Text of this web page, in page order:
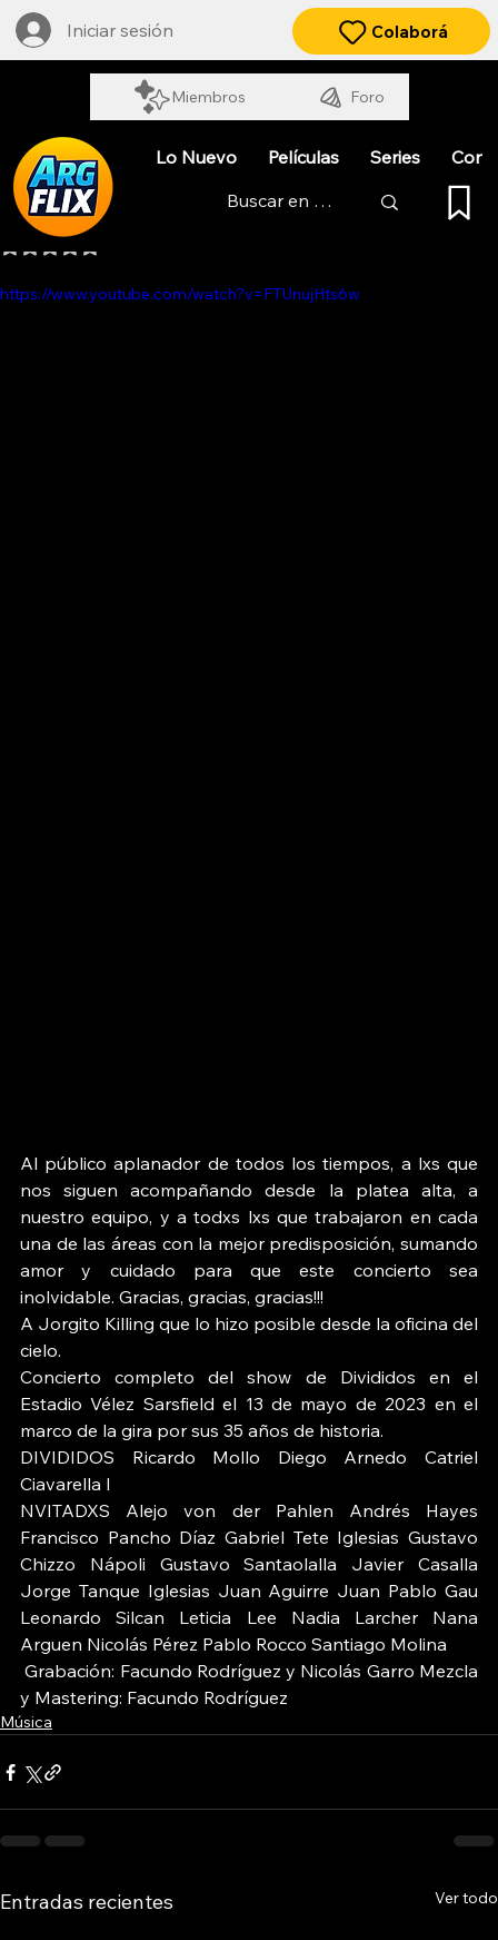
Iniciar sesión
Miembros Foro
Colaborá
Lo Nuevo Películas Series
DIVIDIDOS EN VELEZ
Obtuvo NaN de 5 estrellas.
https://www.youtube.com/watch?v=FTUnujHts6w
Al público aplanador de todos los tiempos, a lxs que
nos siguen acompañando desde la platea alta, a
nuestro equipo, y a todxs lxs que trabajaron en cada
una de las áreas con la mejor predisposición, sumando
amor y cuidado para que este concierto sea
inolvidable. Gracias, gracias, gracias!!!
A Jorgito Killing que lo hizo posible desde la oficina del
cielo.
Concierto completo del show de Divididos en el
Estadio Vélez Sarsfield el 13 de mayo de 2023 en el
marco de la gira por sus 35 años de historia.
DIVIDIDOS Ricardo Mollo Diego Arnedo Catriel
Ciavarella I
NVITADXS Alejo von der Pahlen Andrés Hayes
Francisco Pancho Díaz Gabriel Tete Iglesias Gustavo
Chizzo Nápoli Gustavo Santaolalla Javier Casalla
Jorge Tanque Iglesias Juan Aguirre Juan Pablo Gau
Leonardo Silcan Leticia Lee Nadia Larcher Nana
Arguen Nicolás Pérez Pablo Rocco Santiago Molina
Grabación: Facundo Rodríguez y Nicolás Garro Mezcla
y Mastering: Facundo Rodríguez
Música
Entradas recientes Ver todo